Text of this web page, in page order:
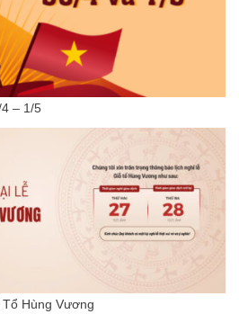
– 1/5
Hùng Vương